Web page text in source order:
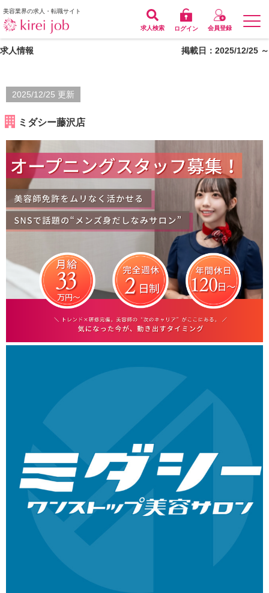
美容業界の求人・転職サイト
求人検索 ログイン 会員登録
求人情報 掲載日：2025/12/25 ～
2025/12/25 更新
ミダシー藤沢店